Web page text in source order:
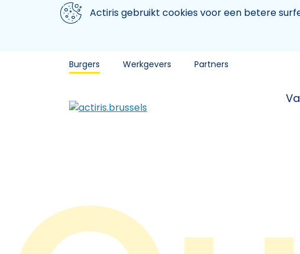
Aller au contenu principal
We gebruiken cookiesActiris gebruikt cookies voor een betere
Burgers Werkgevers Partners